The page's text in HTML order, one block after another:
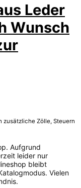
Leder
Wunsch
zusätzliche Zölle, Steuern
Aufgrund
leider nur
bleibt
Vielen